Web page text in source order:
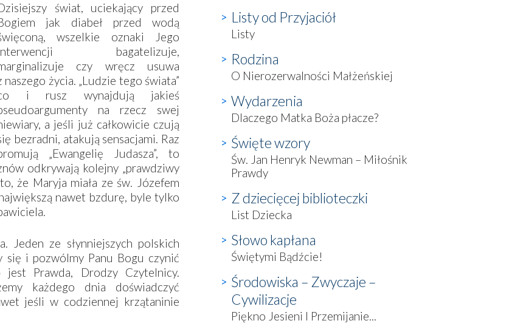
świat, uciekający przed
jak diabeł przed wodą
wszelkie oznaki Jego
bagatelizuje,
czy wręcz usuwa
naszego życia. „Ludzie tego świata”
i rusz wynajdują jakieś
na rzecz swej
a jeśli już całkowicie czują
bezradni, atakują sensacjami. Raz
„Ewangelię Judasza”, to
odkrywają kolejny „prawdziwy
że Maryja miała ze św. Józefem
nawet bzdurę, byle tylko
Jeden ze słynniejszych polskich
się i pozwólmy Panu Bogu czynić
Prawda, Drodzy Czytelnicy.
każdego dnia doświadczyć
jeśli w codziennej krzątaninie
Listy od Przyjaciół
Listy
Rodzina
O Nierozerwalności Małżeńskiej
Wydarzenia
Dlaczego Matka Boża płacze?
Święte wzory
Św. Jan Henryk Newman – Miłośnik
Prawdy
Z dziecięcej biblioteczki
List Dziecka
Słowo kapłana
Świętymi Bądźcie!
Środowiska – Zwyczaje –
Cywilizacje
Piękno Jesieni I Przemijanie...